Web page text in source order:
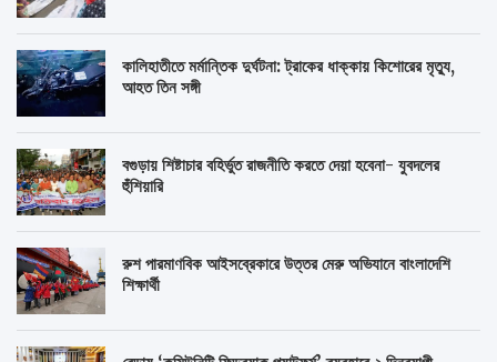
কালিহাতীতে মর্মান্তিক দুর্ঘটনা: ট্রাকের ধাক্কায় কিশোরের মৃত্যু,
আহত তিন সঙ্গী
বগুড়ায় শিষ্টাচার বহির্ভুত রাজনীতি করতে দেয়া হবেনা- যুবদলের
হুঁশিয়ারি
রুশ পারমাণবিক আইসব্রেকারে উত্তর মেরু অভিযানে বাংলাদেশি
শিক্ষার্থী